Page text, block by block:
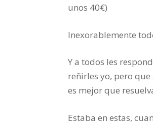
unos 40€)
Inexorablemente
Y a todos les
reñirles yo, pero
es mejor que
Estaba en estas,